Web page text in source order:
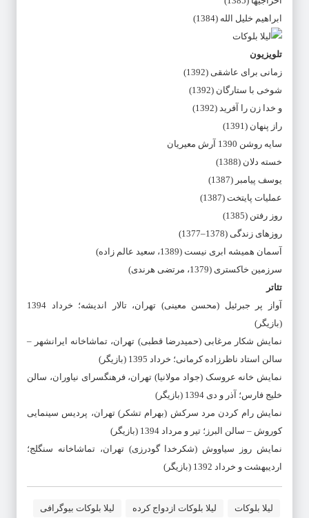
ابراهیم خلیل الله (1384)
تلویزیون
زمانی برای عاشقی (1392)
شوخی با ستارگان (1392)
و خدا زن را آفرید (1392)
راز پنهان (1391)
سایه روشن 1390 آرش معیریان
خسته دلان (1388)
یوسف پیامبر (1387)
عملیات پایتخت (1387)
روز رفتن (1385)
روزهای زندگی (1378–1377)
آسمان همیشه ابری نیست (1389، سعید عالم زاده)
سرزمین خاکستری (1379، مرتضی هرندی)
تئاتر
آواز پر جبرئیل (محسن معینی) تهران، تالار اندیشه؛ خرداد 1394
(بازیگر)
نمایش شکار مرغابی (حمیدرضا قطبی) تهران، تماشاخانه ایرانشهر –
سالن استاد ناظرزاده کرمانی؛ خرداد 1395 (بازیگر)
نمایش خانه عروسک (جواد مولانیا) تهران، فرهنگسرای نیاوران، سالن
خلیج فارس؛ آذر و دی 1394 (بازیگر)
نمایش رام کردن مرد سرکش (بهرام تشکر) تهران، پردیس سینمایی
کوروش – سالن البرز؛ تیر و مرداد 1394 (بازیگر)
نمایش روز سیاووش (شکرخدا گودرزی) تهران، تماشاخانه سنگلج؛
اردیبهشت و خرداد 1392 (بازیگر)
لیلا بلوکات لیلا بلوکات ازدواج کرده لیلا بلوکات بیوگرافی